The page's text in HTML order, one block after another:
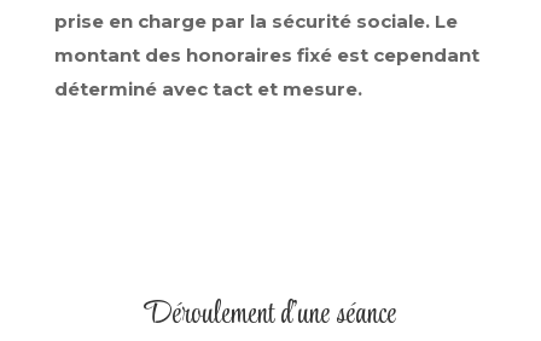
prise en charge par la sécurité sociale. Le
montant des honoraires fixé est cependant
déterminé avec tact et mesure.
Déroulement d’une séance